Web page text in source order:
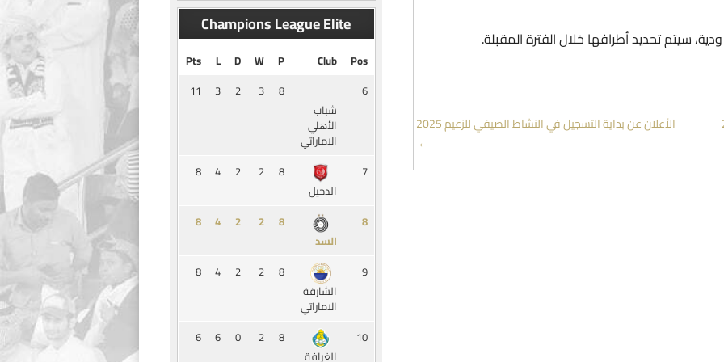
سيتم تحديد أطرافها خلال الفترة المقبلة.
الأعلان عن بداية التسجيل في النشاط الصيفي للزعيم 2025
→
Champions League Elite
Pos
Club
P
W
D
L
Pts
6
شباب
الأهلي
الاماراتي
8
3
2
3
11
7
الدحيل
8
2
2
4
8
8
السد
8
2
2
4
8
9
الشارقة
الاماراتي
8
2
2
4
8
10
الغرافة
8
2
0
6
6